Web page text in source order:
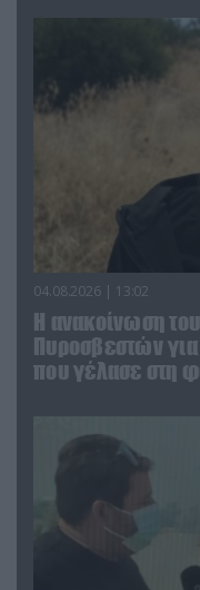
04.08.2026 | 13:02
Η ανακοίνωση
Πυροσβεστών για
που γέλασε στη